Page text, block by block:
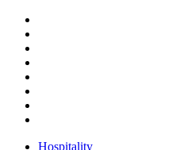
Hospitality